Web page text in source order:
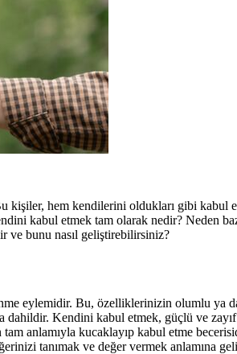
kişiler, hem kendilerini oldukları gibi kabul
kabul etmek tam olarak nedir? Neden
ve bunu nasıl geliştirebilirsiniz?
eylemidir. Bu, özelliklerinizin olumlu ya
dahildir. Kendini kabul etmek, güçlü ve
anlamıyla kucaklayıp kabul etme
tanımak ve değer vermek anlamına